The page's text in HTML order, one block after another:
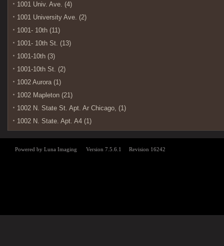
1001 Univ. Ave. (4)
1001 University Ave. (2)
1001- 10th (11)
1001- 10th St. (13)
1001-10th (3)
1001-10th St. (2)
1002 Aurora (1)
1002 Mapleton (21)
1002 N. State St. Apt. Ar Chicago, (1)
1002 N. State. Apt. A4 (1)